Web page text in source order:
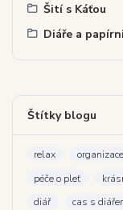
Šití s Káťou
Diáře a
Štítky blogu
relax
péče o pleť
diář
cas s